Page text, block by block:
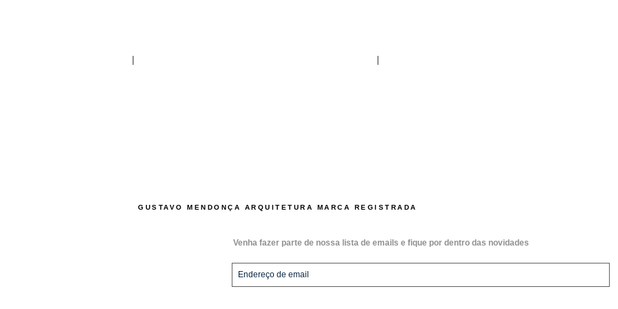
GUSTAVO MENDONÇA ARQUITETURA MARCA REGISTRADA
Venha fazer parte de nossa lista de emails e fique por dentro das novidades